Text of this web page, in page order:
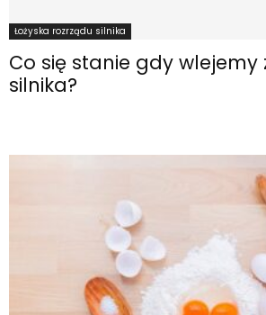
Łożyska rozrządu silnika
Co się stanie gdy wlejemy
silnika?